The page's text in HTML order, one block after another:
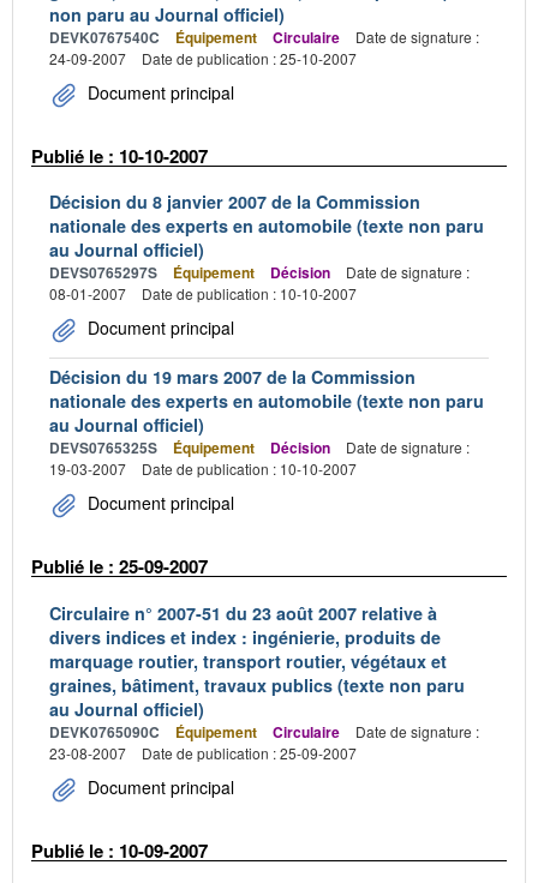
non paru au Journal officiel)
DEVK0767540C Équipement Circulaire
Date de signature :
24-09-2007
Date de publication : 25-10-2007
Document principal
Publié le : 10-10-2007
Décision du 8 janvier 2007 de la Commission
nationale des experts en automobile (texte non paru
au Journal officiel)
DEVS0765297S Équipement Décision
Date de signature :
08-01-2007
Date de publication : 10-10-2007
Document principal
Décision du 19 mars 2007 de la Commission
nationale des experts en automobile (texte non paru
au Journal officiel)
DEVS0765325S Équipement Décision
Date de signature :
19-03-2007
Date de publication : 10-10-2007
Document principal
Publié le : 25-09-2007
Circulaire n° 2007-51 du 23 août 2007 relative à
divers indices et index : ingénierie, produits de
marquage routier, transport routier, végétaux et
graines, bâtiment, travaux publics (texte non paru
au Journal officiel)
DEVK0765090C Équipement Circulaire
Date de signature :
23-08-2007
Date de publication : 25-09-2007
Document principal
Publié le : 10-09-2007